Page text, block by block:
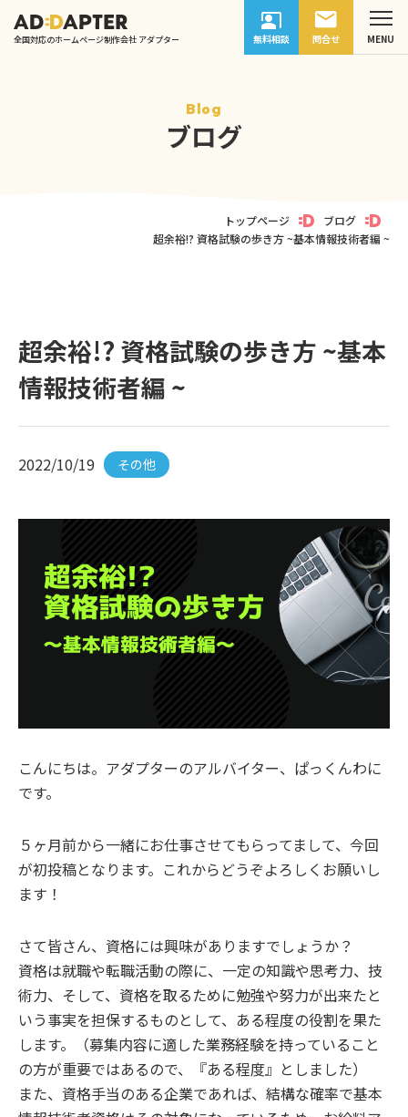
全国対応のホームページ制作会社 アダプター 無料相談 問合せ
Blog
ブログ
トップページ
ブログ
超余裕!? 資格試験の歩き方 ~基本情報技術者編 ~
超余裕!? 資格試験の歩き方 ~基本
情報技術者編 ~
2022/10/19 その他
こんにちは。アダプターのアルバイター、ぱっくんわに
です。
５ヶ月前から一緒にお仕事させてもらってまして、今回
が初投稿となります。これからどうぞよろしくお願いし
ます！
さて皆さん、資格には興味がありますでしょうか？
資格は就職や転職活動の際に、一定の知識や思考力、技
術力、そして、資格を取るために勉強や努力が出来たと
いう事実を担保するものとして、ある程度の役割を果た
します。（募集内容に適した業務経験を持っていること
の方が重要ではあるので、『ある程度』としました）
また、資格手当のある企業であれば、結構な確率で基本